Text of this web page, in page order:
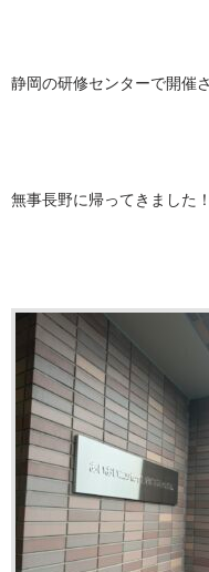
静岡の研修センターで開催
無事長野に帰ってきました！